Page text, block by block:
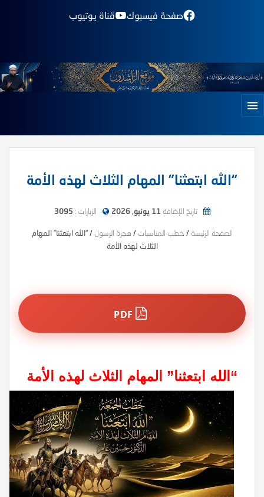
صفحة فيسبوك قناة يوتيوب
“الله ابتعثنا” المهام الثلاث لهذه الأمة
تاريخ الإضافة 11 يونيو, 2026 الزيارات : 3095
الصفحة الرئيسة / خطب المناسبات / هجرة الرسول / “الله ابتعثنا” المهام
الثلاث لهذه الأمة
“الله ابتعثنا” المهام الثلاث لهذه الأمة